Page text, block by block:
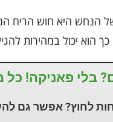
הנחש היא חוש הריח
הוא יכול במהירות
בלי פאניקה! כל
לחוץ? אפשר גם